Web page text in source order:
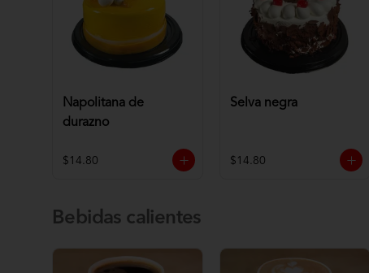
Napolitana de
durazno
$14.80
Selva negra
$14.80
Bebidas calientes